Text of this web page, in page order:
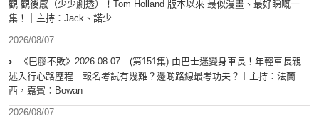
觀 觀後感（少少劇透）！Tom Holland 版本以來 最似漫畫、最好睇嘅一
集！｜主持：Jack、諾少
2026/08/07
《巴膠不敗》2026-08-07︱(第151集) 由巴士迷變身車長！年輕車長親
述入行心路歷程｜報名考試有幾難？邊啲路線最考功夫？︱主持：法蘭
西，嘉賓︰Bowan
2026/08/07